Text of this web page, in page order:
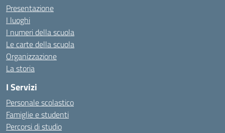
Presentazione
I luoghi
I numeri della scuola
Le carte della scuola
Organizzazione
La storia
I Servizi
Personale scolastico
Famiglie e studenti
Percorsi di studio